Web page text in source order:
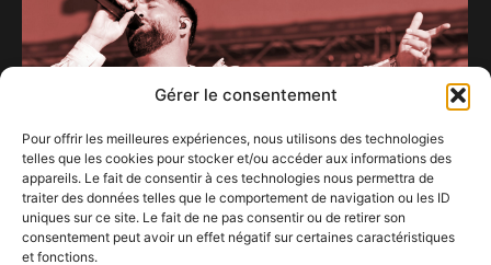
Gérer le consentement
Pour offrir les meilleures expériences, nous utilisons des technologies
telles que les cookies pour stocker et/ou accéder aux informations des
appareils. Le fait de consentir à ces technologies nous permettra de
traiter des données telles que le comportement de navigation ou les ID
uniques sur ce site. Le fait de ne pas consentir ou de retirer son
consentement peut avoir un effet négatif sur certaines caractéristiques
et fonctions.
Les rythmes endiablés de Kendji font vibrer